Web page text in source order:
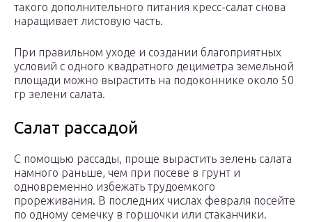
такого дополнительного питания кресс-салат снова
наращивает листовую часть.
При правильном уходе и создании благоприятных
условий с одного квадратного дециметра земельной
площади можно вырастить на подоконнике около 50
гр зелени салата.
Салат рассадой
С помощью рассады, проще вырастить зелень салата
намного раньше, чем при посеве в грунт и
одновременно избежать трудоемкого
прореживания. В последних числах февраля посейте
по одному семечку в горшочки или стаканчики.